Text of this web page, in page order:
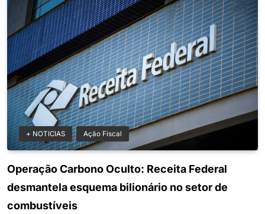
+ NOTICIAS Ação Fiscal
Operação Carbono Oculto: Receita Federal
desmantela esquema bilionário no setor de
combustíveis